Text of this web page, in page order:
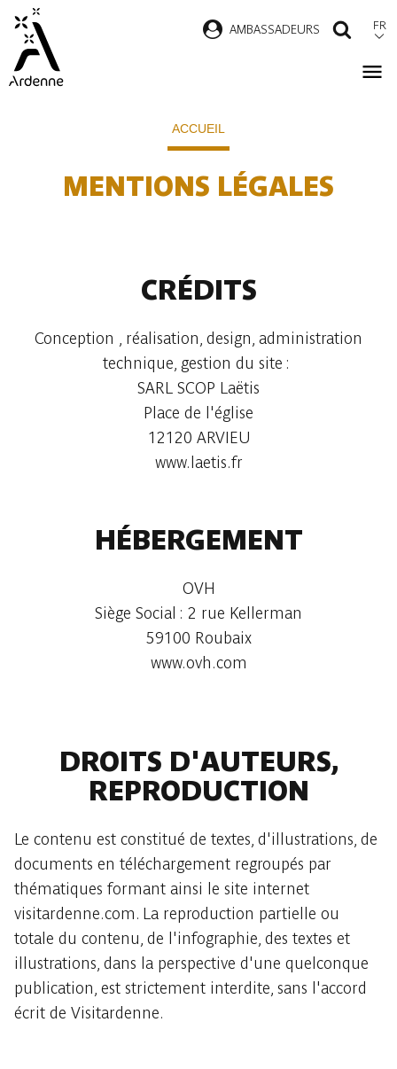
contenu
principal
AMBASSADEURS FR
ACCUEIL
MENTIONS LÉGALES
CRÉDITS
Conception , réalisation, design, administration
technique, gestion du site :
SARL SCOP Laëtis
Place de l'église
12120 ARVIEU
www.laetis.fr
HÉBERGEMENT
OVH
Siège Social : 2 rue Kellerman
59100 Roubaix
www.ovh.com
DROITS D'AUTEURS,
REPRODUCTION
Le contenu est constitué de textes, d'illustrations, de
documents en téléchargement regroupés par
thématiques formant ainsi le site internet
visitardenne.com. La reproduction partielle ou
totale du contenu, de l'infographie, des textes et
illustrations, dans la perspective d'une quelconque
publication, est strictement interdite, sans l'accord
écrit de Visitardenne.